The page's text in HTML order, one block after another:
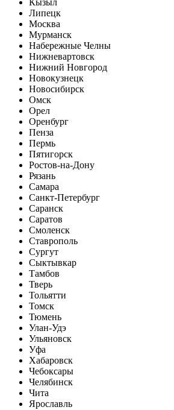
Кызыл
Липецк
Москва
Мурманск
Набережные Челны
Нижневартовск
Нижний Новгород
Новокузнецк
Новосибирск
Омск
Орел
Оренбург
Пенза
Пермь
Пятигорск
Ростов-на-Дону
Рязань
Самара
Санкт-Петербург
Саранск
Саратов
Смоленск
Ставрополь
Сургут
Сыктывкар
Тамбов
Тверь
Тольятти
Томск
Тюмень
Улан-Удэ
Ульяновск
Уфа
Хабаровск
Чебоксары
Челябинск
Чита
Ярославль